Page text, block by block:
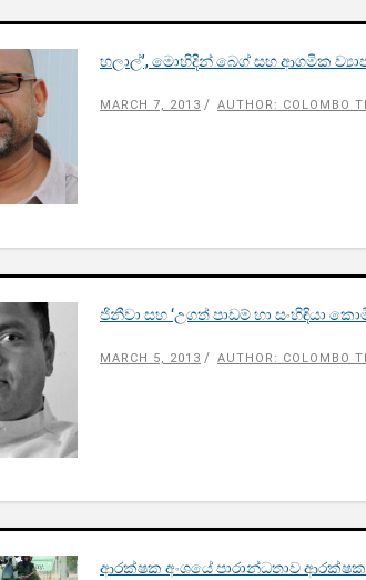
හලාල්’, මොහිදින් බෙග් සහ ආගමික
MARCH 7, 2013 AUTHOR: COLOMBO
ජිනීවා සහ ‘උගත් පාඩම් හා සංහිඳියා
MARCH 5, 2013 AUTHOR: COLOMBO
ආරක්ෂක අංශයේ පාරාන්ධතාව